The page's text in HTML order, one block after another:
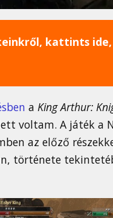
kattints
a King Arthur:
voltam. A játék a
az előző
története